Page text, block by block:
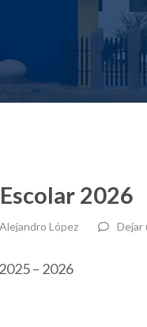
2026
Alejandro López Dejar
– 2026